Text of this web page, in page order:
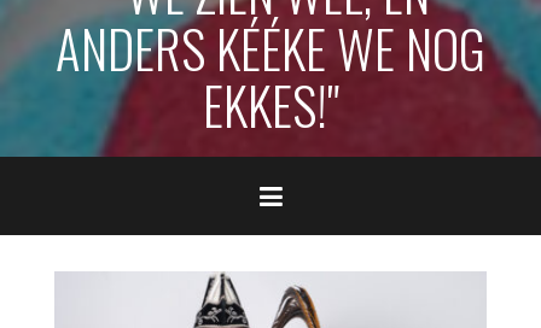
ANDERS KÉÉKE WE NOG
EKKES!"